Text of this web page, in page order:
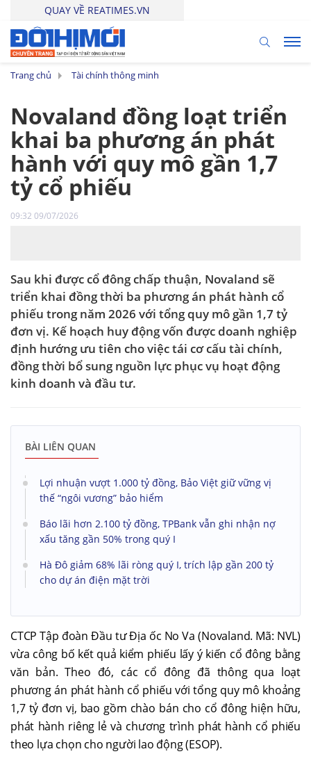
QUAY VỀ REATIMES.VN
Trang chủ Tài chính thông minh
Novaland đồng loạt triển
khai ba phương án phát
hành với quy mô gần 1,7
tỷ cổ phiếu
09:32 09/07/2026
Sau khi được cổ đông chấp thuận, Novaland sẽ
triển khai đồng thời ba phương án phát hành cổ
phiếu trong năm 2026 với tổng quy mô gần 1,7 tỷ
đơn vị. Kế hoạch huy động vốn được doanh nghiệp
định hướng ưu tiên cho việc tái cơ cấu tài chính,
đồng thời bổ sung nguồn lực phục vụ hoạt động
kinh doanh và đầu tư.
BÀI LIÊN QUAN
Lợi nhuận vượt 1.000 tỷ đồng, Bảo Việt giữ vững vị
thế “ngôi vương” bảo hiểm
Báo lãi hơn 2.100 tỷ đồng, TPBank vẫn ghi nhận nợ
xấu tăng gần 50% trong quý I
Hà Đô giảm 68% lãi ròng quý I, trích lập gần 200 tỷ
cho dự án điện mặt trời
CTCP Tập đoàn Đầu tư Địa ốc No Va (Novaland. Mã: NVL)
vừa công bố kết quả kiểm phiếu lấy ý kiến cổ đông bằng
văn bản. Theo đó, các cổ đông đã thông qua loạt
phương án phát hành cổ phiếu với tổng quy mô khoảng
1,7 tỷ đơn vị, bao gồm chào bán cho cổ đông hiện hữu,
phát hành riêng lẻ và chương trình phát hành cổ phiếu
theo lựa chọn cho người lao động (ESOP).